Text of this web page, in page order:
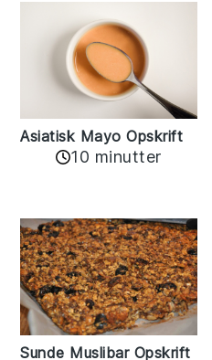
Asiatisk Mayo Opskrift
10 minutter
Sunde Muslibar Opskrift